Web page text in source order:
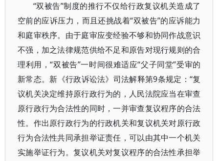
“双被告”制度的推行不仅给行政复议机关造成了
空前的应诉压力，而且还挑战着“双被告”的应诉能力
和庭审秩序。由于庭审应变经验不够和协同作战意识
不强，加之法律规范供给不足和原告对现行规则的合
理利用，“双被告”一时间很难适应“父子同堂”受审的
新常态。新《行政诉讼法》司法解释第9条规定：“复
议机关决定维持原行政行为的，人民法院应当在审查
原行政行为合法性的同时，一并审查复议程序的合法
性。作出原行政行为的行政机关和复议机关对原行政
行为合法性共同承担举证责任，可以由其中一个机关
实施举证行为。复议机关对复议程序的合法性承担举